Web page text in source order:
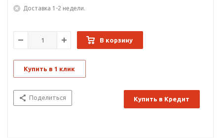
Доставка 1-2 недели.
В корзину
Купить в 1 клик
Поделиться Купить в Кредит